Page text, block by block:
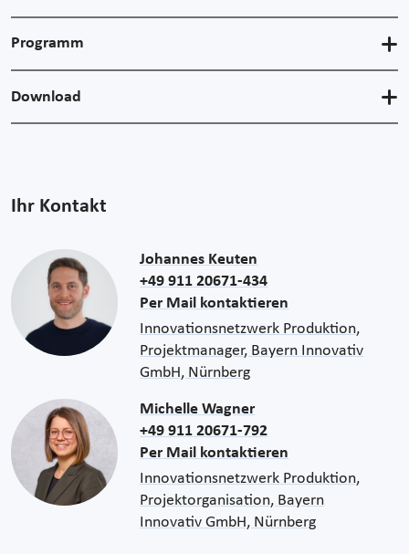
Programm
Download
Ihr Kontakt
Johannes Keuten
+49 911 20671-434
Per Mail kontaktieren
Innovationsnetzwerk Produktion,
Projektmanager, Bayern Innovativ
GmbH, Nürnberg
Michelle Wagner
+49 911 20671-792
Per Mail kontaktieren
Innovationsnetzwerk Produktion,
Projektorganisation, Bayern
Innovativ GmbH, Nürnberg